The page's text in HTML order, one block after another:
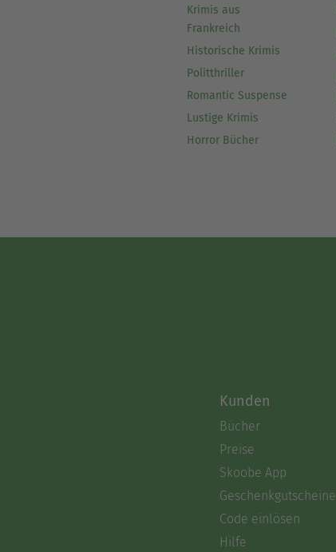
Krimis aus
Frankreich
Historische Krimis
Politthriller
Romantic Suspense
Lustige Krimis
Horror Bücher
Kunden
Bücher
Preise
Skoobe App
Geschenkgutscheine
Code einlösen
Hilfe